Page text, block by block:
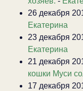
26 декабря
Екатерина
23 декабря
Екатерина
21 декабря
кошки Муси
17 декабря